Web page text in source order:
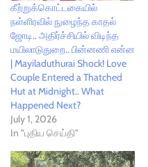
கீற்றுக்கொட்டகையில்
நள்ளிரவில் நுழைந்த காதல்
ஜோடி.. அதிர்ச்சியில் விடிந்த
மயிலாடுதுறை.. பின்னணி என்ன
| Mayiladuthurai Shock! Love
Couple Entered a Thatched
Hut at Midnight.. What
Happened Next?
July 1, 2026
In "புதிய செய்தி"